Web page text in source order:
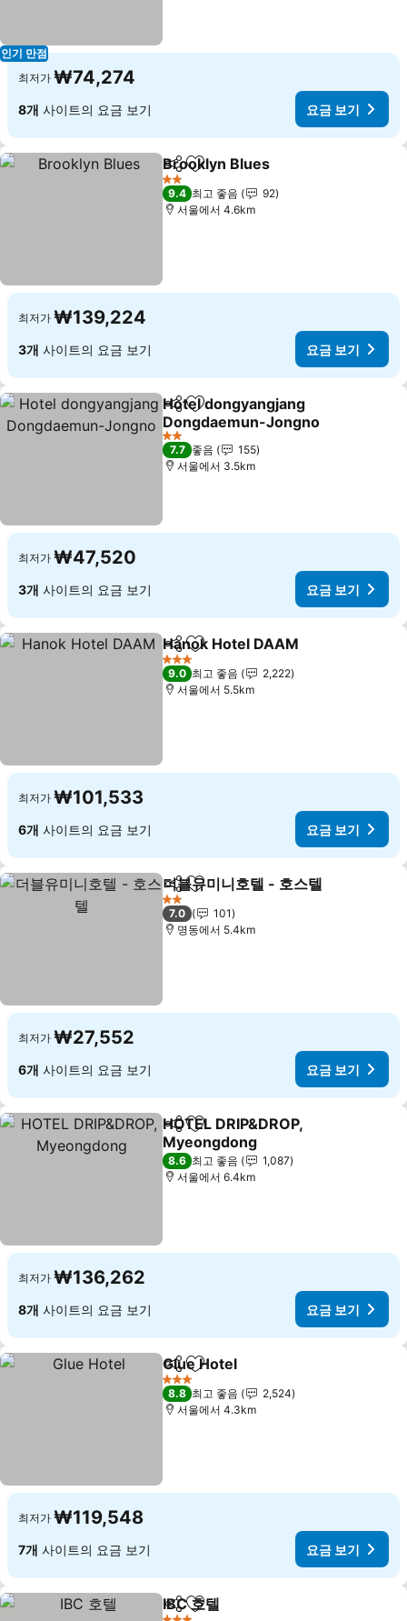
인기 만점
최저가 ₩74,274
8개 사이트의 요금 보기 요금 보기
공유 즐겨찾기에 추가
Brooklyn Blues
2 성급
9.4 최고 좋음
92
서울에서 4.6km
최저가 ₩139,224
3개 사이트의 요금 보기 요금 보기
공유 즐겨찾기에 추가
Hotel dongyangjang
Dongdaemun-Jongno
요금 보기
2 성급
7.7 좋음
155
서울에서 3.5km
최저가 ₩47,520
3개 사이트의 요금 보기 요금 보기
공유 즐겨찾기에 추가
Hanok Hotel DAAM
3 성급
9.0 최고 좋음
2,222
서울에서 5.5km
최저가 ₩101,533
6개 사이트의 요금 보기 요금 보기
공유 즐겨찾기에 추가
더블유미니호텔 - 호스텔
2 성급
7.0
101
명동에서 5.4km
최저가 ₩27,552
6개 사이트의 요금 보기 요금 보기
공유 즐겨찾기에 추가
HOTEL DRIP&DROP,
Myeongdong
요금 보기
8.6 최고 좋음
1,087
서울에서 6.4km
최저가 ₩136,262
8개 사이트의 요금 보기 요금 보기
공유 즐겨찾기에 추가
Glue Hotel
3 성급
8.8 최고 좋음
2,524
서울에서 4.3km
최저가 ₩119,548
7개 사이트의 요금 보기 요금 보기
공유 즐겨찾기에 추가
IBC 호텔